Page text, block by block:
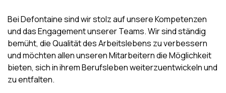
Bei Defontaine sind wir stolz auf unsere Kompetenzen
und das Engagement unserer Teams. Wir sind ständig
bemüht, die Qualität des Arbeitslebens zu verbessern
und möchten allen unseren Mitarbeitern die Möglichkeit
bieten, sich in ihrem Berufsleben weiterzuentwickeln und
zu entfalten.